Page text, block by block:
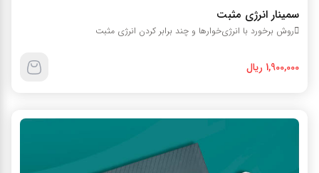
سمينار انرژي مثبت
روش برخورد با انرژي‌خوارها و چند برابر کردن انرژي مثبت
1,900,000 ریال